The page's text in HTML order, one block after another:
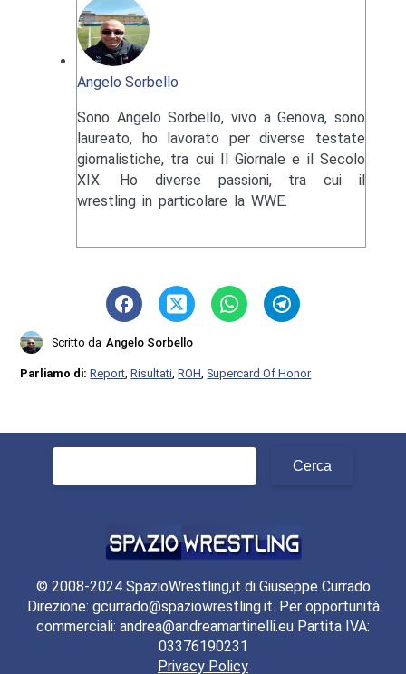
Angelo Sorbello
Sono Angelo Sorbello, vivo a Genova, sono
laureato, ho lavorato per diverse testate
giornalistiche, tra cui Il Giornale e il Secolo
XIX. Ho diverse passioni, tra cui il
wrestling in particolare la WWE.
Scritto da Angelo Sorbello
Parliamo di:Report ,Risultati ,ROH ,Supercard Of Honor
© 2008-2024 SpazioWrestling,it di Giuseppe Currado
Direzione: gcurrado@spaziowrestling.it. Per opportunità
commerciali: andrea@andreamartinelli.eu Partita IVA:
03376190231
Privacy Policy